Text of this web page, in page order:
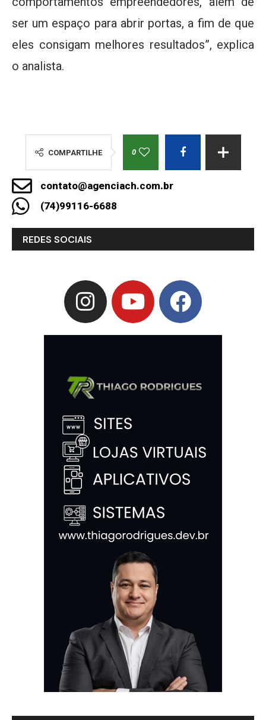
ser um espaço para abrir portas, a fim de que
eles consigam melhores resultados”, explica
o analista.
COMPARTILHE 0
contato@agenciach.com.br
(74)99116-6688
REDES SOCIAIS